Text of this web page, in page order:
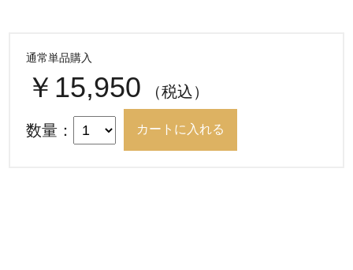
通常単品購入
￥15,950 （税込）
数量：